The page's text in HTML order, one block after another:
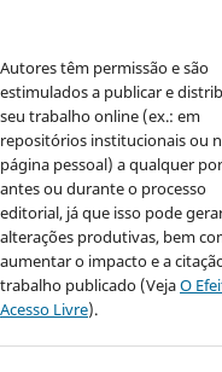
Autores têm permissão e são
estimulados a publicar e
seu trabalho online (ex.: em
repositórios institucionais ou
página pessoal) a qualquer
antes ou durante o processo
editorial, já que isso pode
alterações produtivas, bem
aumentar o impacto e a
trabalho publicado (VejaO
Acesso Livre).